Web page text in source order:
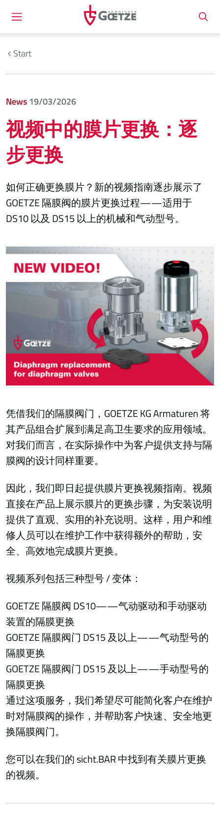
Start
News19/03/2026
视频中的膜片更换：逐
步更换
如何正确更换膜片？新的视频指南逐步展示了
GOETZE 隔膜阀的膜片更换过程——适用于
DS10 以及 DS15 以上的机械和气动型号。
凭借我们的隔膜阀门，GOETZE KG Armaturen 将
其产品组合扩展到满足高卫生要求的应用领域。
对我们而言，在实际操作中为客户提供支持与隔
膜阀的设计同样重要。
因此，我们即日起提供膜片更换视频指南。视频
直接在产品上展示膜片的更换步骤，为安装说明
提供了直观、实用的补充说明。这样，用户和维
修人员可以在维护工作中获得额外的帮助，安
全、高效地完成膜片更换。
视频系列包括三种型号 / 变体：
GOETZE 隔膜阀 DS10——气动驱动和手动驱动
装置的隔膜更换
GOETZE 隔膜阀门 DS15 及以上——气动型号的
隔膜更换
GOETZE 隔膜阀门 DS15 及以上——手动型号的
隔膜更换
通过这项服务，我们希望尽可能简化客户在维护
时对隔膜阀的操作，并帮助客户快速、安全地更
换隔膜阀门。
您可以在我们的 sicht.BAR 中找到有关膜片更换
的视频。